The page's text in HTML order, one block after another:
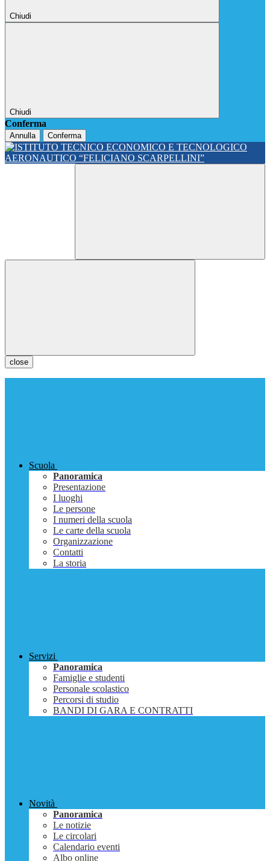
Chiudi
Chiudi
Conferma
Annulla Conferma
close
Scuola
Panoramica
Presentazione
I luoghi
Le persone
I numeri della scuola
Le carte della scuola
Organizzazione
Contatti
La storia
Servizi
Panoramica
Famiglie e studenti
Personale scolastico
Percorsi di studio
BANDI DI GARA E CONTRATTI
Novità
Panoramica
Le notizie
Le circolari
Calendario eventi
Albo online